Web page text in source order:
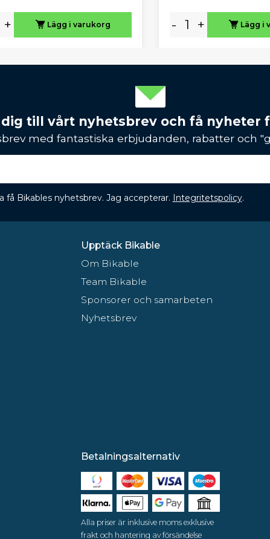
+ Lägg i varukorg - + Lägg i
till vårt nyhetsbrev och få nyheter
med fantastiska erbjudanden, rabatter och
få Bikables nyhetsbrev. Jag accepterar. Integritetspolicy.
Upptäck Bikable
Om Bikable
Team Bikable
Sponsorer och samarbeten
Nyhetsbrev
Betalningsalternativ
Alla priser är inklusive moms exklusive
frakt och hantering av försändelse